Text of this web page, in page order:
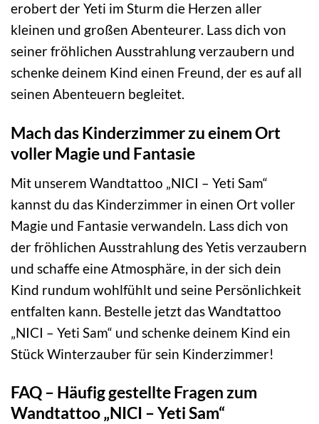
erobert der Yeti im Sturm die Herzen aller
kleinen und großen Abenteurer. Lass dich von
seiner fröhlichen Ausstrahlung verzaubern und
schenke deinem Kind einen Freund, der es auf all
seinen Abenteuern begleitet.
Mach das Kinderzimmer zu einem Ort
voller Magie und Fantasie
Mit unserem Wandtattoo „NICI – Yeti Sam“
kannst du das Kinderzimmer in einen Ort voller
Magie und Fantasie verwandeln. Lass dich von
der fröhlichen Ausstrahlung des Yetis verzaubern
und schaffe eine Atmosphäre, in der sich dein
Kind rundum wohlfühlt und seine Persönlichkeit
entfalten kann. Bestelle jetzt das Wandtattoo
„NICI – Yeti Sam“ und schenke deinem Kind ein
Stück Winterzauber für sein Kinderzimmer!
FAQ – Häufig gestellte Fragen zum
Wandtattoo „NICI – Yeti Sam“